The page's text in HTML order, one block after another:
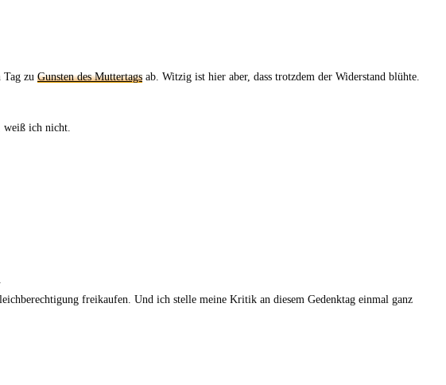
Tag zu Gunsten des Muttertags ab. Witzig ist hier aber, dass trotzdem der Widerstand blühte.
weiß ich nicht.
freikaufen. Und ich stelle meine Kritik an diesem Gedenktag einmal ganz